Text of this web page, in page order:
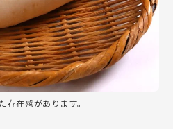
在感があります。